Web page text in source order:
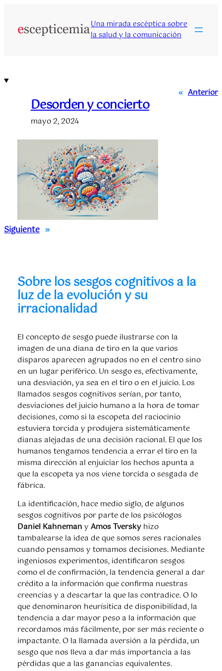
contenido
Una mirada escéptica sobre
la salud y la comunicación
« Anterior
Desorden y concierto
mayo 2, 2024
Siguiente »
Sobre los sesgos cognitivos a la
luz de la evolución y su
irracionalidad
El concepto de sesgo puede ilustrarse con la
imagen de una diana de tiro en la que varios
disparos aparecen agrupados no en el centro sino
en un lugar periférico. Un sesgo es, efectivamente,
una desviación, ya sea en el tiro o en el juicio. Los
llamados sesgos cognitivos serían, por tanto,
desviaciones del juicio humano a la hora de tomar
decisiones, como si la escopeta del raciocinio
estuviera torcida y produjera sistemáticamente
dianas alejadas de una decisión racional. El que los
humanos tengamos tendencia a errar el tiro en la
misma dirección al enjuiciar los hechos apunta a
que la escopeta ya nos viene torcida o sesgada de
fábrica.
La identificación, hace medio siglo, de algunos
sesgos cognitivos por parte de los psicólogos
Daniel Kahneman y Amos Tverskyhizo
tambalearse la idea de que somos seres racionales
cuando pensamos y tomamos decisiones. Mediante
ingeniosos experimentos, identificaron sesgos
como el de confirmación, la tendencia general a dar
crédito a la información que confirma nuestras
creencias y a descartar la que las contradice. O lo
que denominaron heurísitica de disponibilidad, la
tendencia a dar mayor peso a la información que
recordamos más fácilmente, por ser más reciente o
impactante. O la llamada aversión a la pérdida, un
sesgo que nos lleva a dar más importancia a las
pérdidas que a las ganancias equivalentes.